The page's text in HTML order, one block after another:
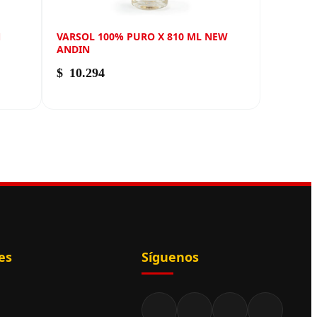
VARSOL 100% PURO X 810 ML NEW
ANDIN
$ 10.294
Síguenos